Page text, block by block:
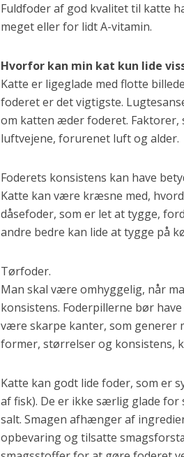
Fuldfoder af god kvalitet til katte
meget eller for lidt A-vitamin.
Hvorfor kan min kat kun lide
Katte er ligeglade med flotte
foderet er det vigtigste.
om katten æder foderet. Faktorer,
luftvejene, forurenet luft og alder.
Foderets konsistens kan have
Katte kan være kræsne med,
dåsefoder, som er let at tygge,
andre bedre kan lide at tygge på
Tørfoder.
Man skal være omhyggelig, når
konsistens. Foderpillerne bør
være skarpe kanter, som generer
former, størrelser og konsistens,
Katte kan godt lide foder, som er
af fisk). De er ikke særlig glade
salt. Smagen afhænger af
opbevaring og tilsatte